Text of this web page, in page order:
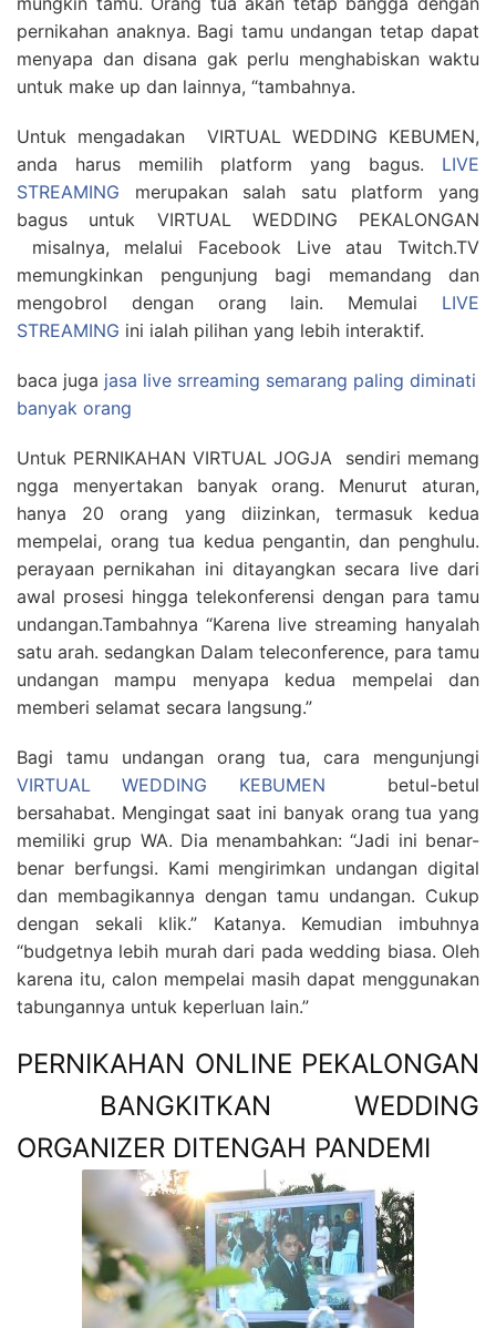
pernikahan anaknya. Bagi tamu undangan tetap dapat
menyapa dan disana gak perlu menghabiskan waktu
untuk make up dan lainnya, “tambahnya.
Untuk mengadakan VIRTUAL WEDDING KEBUMEN,
anda harus memilih platform yang bagus. LIVE
STREAMING merupakan salah satu platform yang
bagus untuk VIRTUAL WEDDING PEKALONGAN
misalnya, melalui Facebook Live atau Twitch.TV
memungkinkan pengunjung bagi memandang dan
mengobrol dengan orang lain. Memulai LIVE
STREAMING ini ialah pilihan yang lebih interaktif.
baca juga jasa live srreaming semarang paling diminati
banyak orang
Untuk PERNIKAHAN VIRTUAL JOGJA sendiri memang
ngga menyertakan banyak orang. Menurut aturan,
hanya 20 orang yang diizinkan, termasuk kedua
mempelai, orang tua kedua pengantin, dan penghulu.
perayaan pernikahan ini ditayangkan secara live dari
awal prosesi hingga telekonferensi dengan para tamu
undangan.Tambahnya “Karena live streaming hanyalah
satu arah. sedangkan Dalam teleconference, para tamu
undangan mampu menyapa kedua mempelai dan
memberi selamat secara langsung.”
Bagi tamu undangan orang tua, cara mengunjungi
VIRTUAL WEDDING KEBUMEN betul-betul
bersahabat. Mengingat saat ini banyak orang tua yang
memiliki grup WA. Dia menambahkan: “Jadi ini benar-
benar berfungsi. Kami mengirimkan undangan digital
dan membagikannya dengan tamu undangan. Cukup
dengan sekali klik.” Katanya. Kemudian imbuhnya
“budgetnya lebih murah dari pada wedding biasa. Oleh
karena itu, calon mempelai masih dapat menggunakan
tabungannya untuk keperluan lain.”
PERNIKAHAN ONLINE PEKALONGAN
BANGKITKAN WEDDING
ORGANIZER DITENGAH PANDEMI